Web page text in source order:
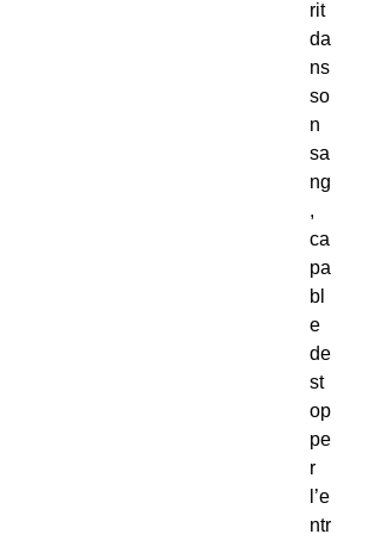
rit
da
ns
so
n
sa
ng
,
ca
pa
bl
e
de
st
op
pe
r
l’e
ntr